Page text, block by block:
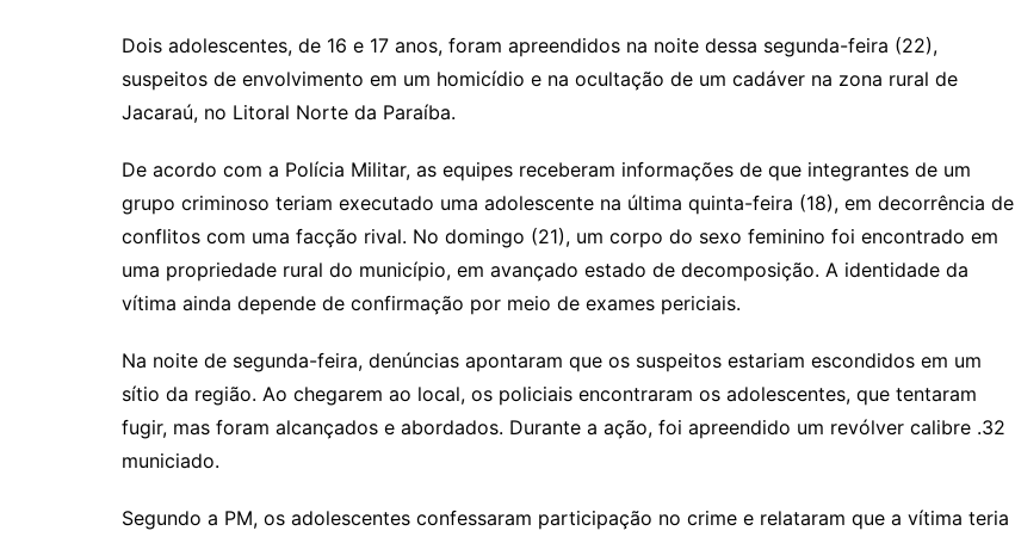
Dois adolescentes, de 16 e 17 anos, foram apreendidos na noite dessa segunda-feira (22),
suspeitos de envolvimento em um homicídio e na ocultação de um cadáver na zona rural de
Jacaraú, no Litoral Norte da Paraíba.
De acordo com a Polícia Militar, as equipes receberam informações de que integrantes de um
grupo criminoso teriam executado uma adolescente na última quinta-feira (18), em decorrência de
conflitos com uma facção rival. No domingo (21), um corpo do sexo feminino foi encontrado em
uma propriedade rural do município, em avançado estado de decomposição. A identidade da
vítima ainda depende de confirmação por meio de exames periciais.
Na noite de segunda-feira, denúncias apontaram que os suspeitos estariam escondidos em um
sítio da região. Ao chegarem ao local, os policiais encontraram os adolescentes, que tentaram
fugir, mas foram alcançados e abordados. Durante a ação, foi apreendido um revólver calibre .32
municiado.
Segundo a PM, os adolescentes confessaram participação no crime e relataram que a vítima teria